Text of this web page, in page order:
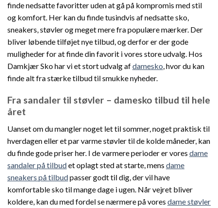
finde nedsatte favoritter uden at gå på kompromis med stil
og komfort. Her kan du finde tusindvis af nedsatte sko,
sneakers, støvler og meget mere fra populære mærker. Der
bliver løbende tilføjet nye tilbud, og derfor er der gode
muligheder for at finde din favorit i vores store udvalg. Hos
Damkjær Sko har vi et stort udvalg afdamesko, hvor du kan
finde alt fra stærke tilbud til smukke nyheder.
Fra sandaler til støvler – damesko tilbud til hele
året
Uanset om du mangler noget let til sommer, noget praktisk til
hverdagen eller et par varme støvler til de kolde måneder, kan
du finde gode priser her. I de varmere perioder er vores dame
sandaler på tilbudet oplagt sted at starte, mens dame
sneakers på tilbudpasser godt til dig, der vil have
komfortable sko til mange dage i ugen. Når vejret bliver
koldere, kan du med fordel se nærmere på vores dame støvler